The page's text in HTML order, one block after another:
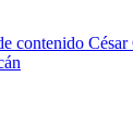
contenido